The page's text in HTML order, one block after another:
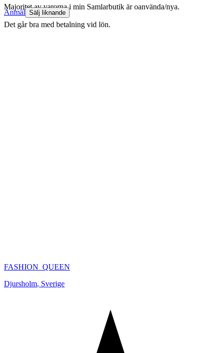
Majoritet av varorna i min Samlarbutik är oanvända/nya.
Det går bra med betalning vid lön.
Anmäl Sälj liknande
FASHION_QUEEN
Djursholm, Sverige